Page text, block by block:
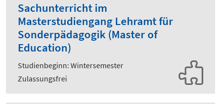
Sachunterricht im
Masterstudiengang Lehramt für
Sonderpädagogik (Master of
Education)
Studienbeginn: Wintersemester
Zulassungsfrei